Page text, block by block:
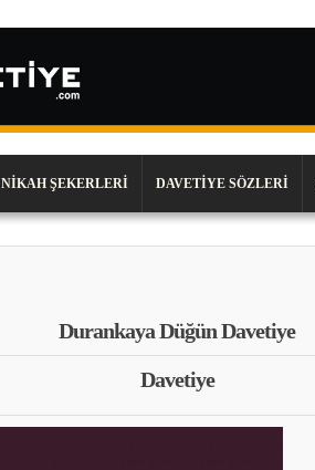
NIKAH ŞEKERLERI DAVETIYE SÖZLERI
Durankaya Düğün Davetiye
Davetiye